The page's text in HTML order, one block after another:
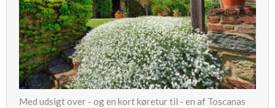
Med udsigt over - og en kort køretur til - en af Toscanas